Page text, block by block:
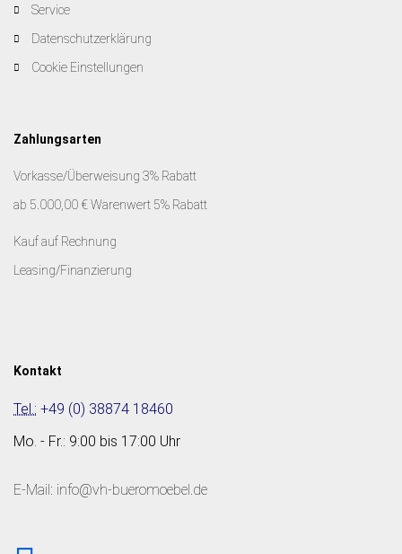
Service
Datenschutzerklärung
Cookie Einstellungen
Zahlungsarten
Vorkasse/Überweisung 3% Rabatt
ab 5.000,00 € Warenwert 5% Rabatt
Kauf auf Rechnung
Leasing/Finanzierung
Kontakt
Tel.: +49 (0) 38874 18460
Mo. - Fr.: 9:00 bis 17:00 Uhr
E-Mail: info@vh-bueromoebel.de